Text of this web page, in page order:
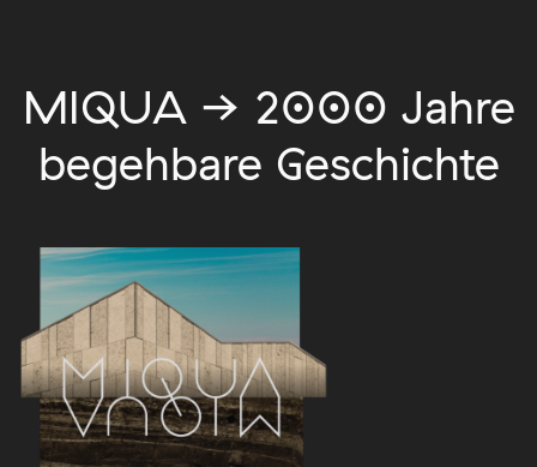
MIQUA → 2000 Jahre
begehbare Geschichte